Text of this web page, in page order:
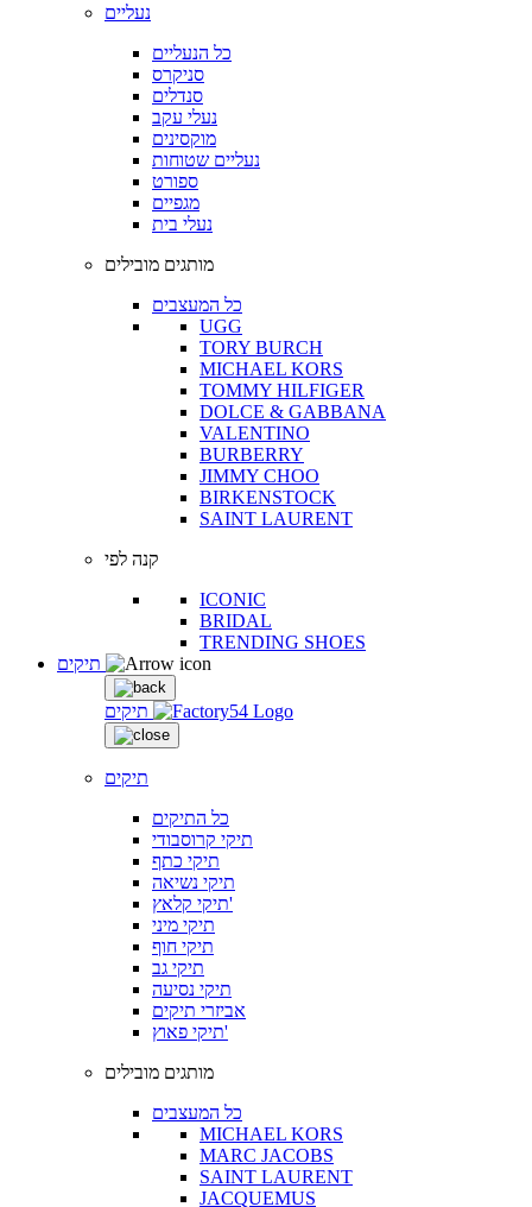
נעליים
כל הנעליים
סניקרס
סנדלים
נעלי עקב
מוקסינים
נעליים שטוחות
ספורט
מגפיים
נעלי בית
מותגים מובילים
כל המעצבים
UGG
TORY BURCH
MICHAEL KORS
TOMMY HILFIGER
DOLCE & GABBANA
VALENTINO
BURBERRY
JIMMY CHOO
BIRKENSTOCK
SAINT LAURENT
קנה לפי
ICONIC
BRIDAL
TRENDING SHOES
תיקים
תיקים
כל התיקים
תיקי קרוסבודי
תיקי כתף
תיקי נשיאה
תיקי קלאץ'
תיקי מיני
תיקי חוף
תיקי גב
תיקי נסיעה
אביזרי תיקים
תיקי פאוץ'
מותגים מובילים
כל המעצבים
MICHAEL KORS
MARC JACOBS
SAINT LAURENT
JACQUEMUS